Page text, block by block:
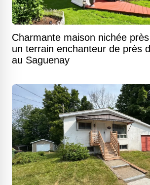
Charmante maison nichée
un terrain enchanteur de près
au Saguenay